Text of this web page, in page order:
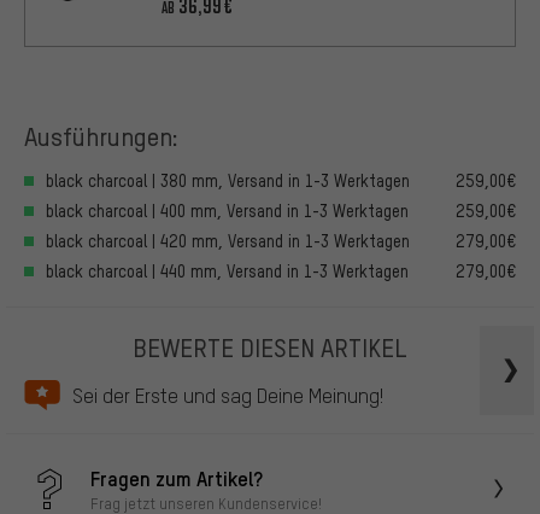
AB 36,99€
Ausführungen:
black charcoal | 380 mm, Versand in 1-3 Werktagen
259,00€
black charcoal | 400 mm, Versand in 1-3 Werktagen
259,00€
black charcoal | 420 mm, Versand in 1-3 Werktagen
279,00€
black charcoal | 440 mm, Versand in 1-3 Werktagen
279,00€
BEWERTE DIESEN ARTIKEL
Sei der Erste und sag Deine Meinung!
Fragen zum Artikel?
Frag jetzt unseren Kundenservice!